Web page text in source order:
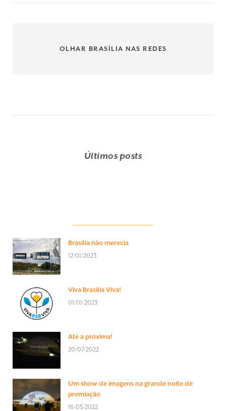
OLHAR BRASÍLIA NAS REDES
Últimos posts
Brasília não merecia
12/01/2023
Viva Brasília Viva!
01/01/2023
Até a próxima!
20/07/2022
Um show de imagens na grande noite de
premiação
16/05/2022